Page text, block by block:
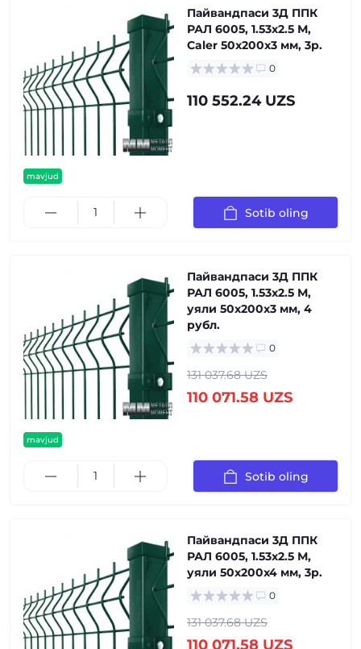
mavjud
Пайвандпаси 3Д ППК
РАЛ 6005, 1.53x2.5 М,
Caler 50x200x3 мм, 3р.
0
110 552.24 UZS
Sotib oling
mavjud
Пайвандпаси 3Д ППК
РАЛ 6005, 1.53x2.5 М,
уяли 50x200x3 мм, 4
рубл.
0
131 037.68 UZS
110 071.58 UZS
Sotib oling
Пайвандпаси 3Д ППК
РАЛ 6005, 1.53x2.5 М,
уяли 50x200x4 мм, 3р.
0
131 037.68 UZS
110 071.58 UZS